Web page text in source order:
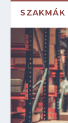
SZAKMÁK